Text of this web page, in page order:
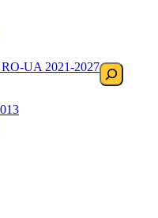
UA 2021-2027Search